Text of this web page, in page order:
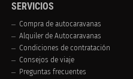
SERVICIOS
Compra de autocaravanas
Alquiler de Autocaravanas
Condiciones de contratación
Consejos de viaje
Preguntas frecuentes